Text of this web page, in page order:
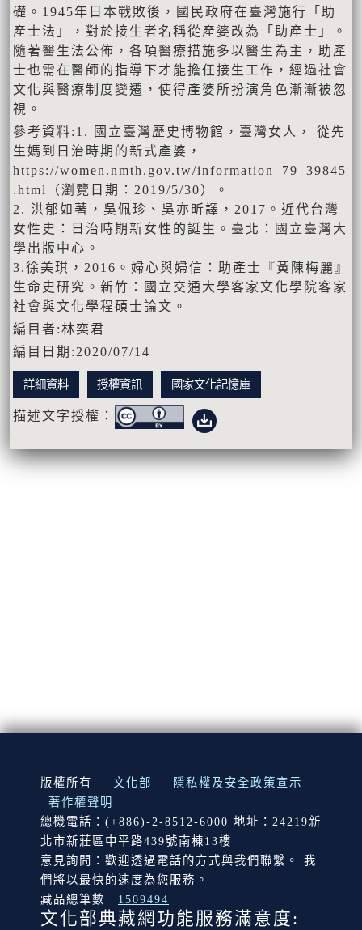
礎。1945年日本戰敗後，國民政府在臺灣施行「助
產士法」，對於接生者名稱從產婆改為「助產士」。
隨著醫生法公佈，各項醫療措施多以醫生為主，助產
士也需在醫師的指導下才能擔任接生工作，經過社會
文化與醫療制度變遷，使得產婆所扮演角色漸漸被忽
視。
參考資料:1. 國立臺灣歷史博物館，臺灣女人， 從先
生媽到日治時期的新式產婆，
https://women.nmth.gov.tw/information_79_39845
.html（瀏覽日期：2019/5/30）。
2. 洪郁如著，吳佩珍、吳亦昕譯，2017。近代台灣
女性史：日治時期新女性的誕生。臺北：國立臺灣大
學出版中心。
3.徐美琪，2016。婦心與婦信：助產士『黃陳梅麗』
生命史研究。新竹：國立交通大學客家文化學院客家
社會與文化學程碩士論文。
編目者:林奕君
編目日期:2020/07/14
詳細資料 授權資訊 國家文化記憶庫
描述文字授權：
:::
版權所有 文化部
隱私權及安全政策宣示
著作權聲明
總機電話：(+886)-2-8512-6000 地址：24219新
北市新莊區中平路439號南棟13樓
意見詢問：歡迎透過電話的方式與我們聯繫。 我
們將以最快的速度為您服務。
藏品總筆數
1509494
文化部典藏網功能服務滿意度: